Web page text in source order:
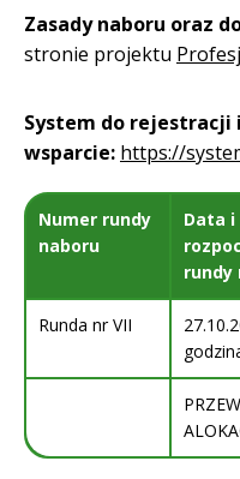
Zasady naboru oraz
stronie projektu
System do rejestracji
wsparcie: https://
Numer rundy
naboru
Data i
rundy
Runda nr VII